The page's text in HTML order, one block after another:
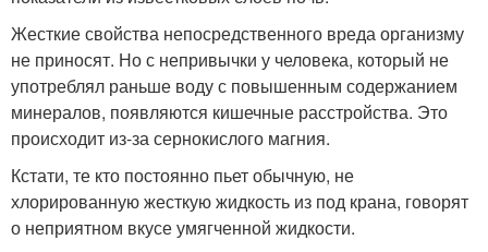
Жесткие свойства непосредственного вреда организму
не приносят. Но с непривычки у человека, который не
употреблял раньше воду с повышенным содержанием
минералов, появляются кишечные расстройства. Это
происходит из-за сернокислого магния.
Кстати, те кто постоянно пьет обычную, не
хлорированную жесткую жидкость из под крана, говорят
о неприятном вкусе умягченной жидкости.